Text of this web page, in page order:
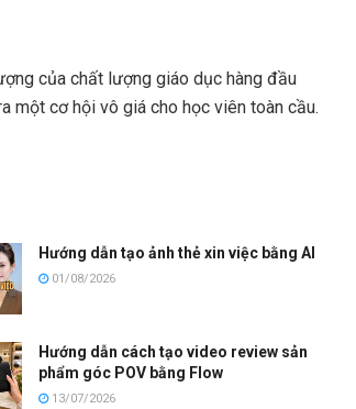
của chất lượng giáo dục hàng đầu
một cơ hội vô giá cho học viên toàn cầu.
Hướng dẫn tạo ảnh thẻ xin việc bằng AI
01/08/2026
Hướng dẫn cách tạo video review sản
phẩm góc POV bằng Flow
13/07/2026